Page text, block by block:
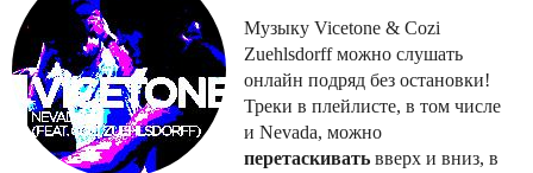
Музыку Vicetone & Cozi
Zuehlsdorff можно слушать
онлайн подряд без остановки!
Треки в плейлисте, в том числе
и Nevada, можно
перетаскивать вверх и вниз, в